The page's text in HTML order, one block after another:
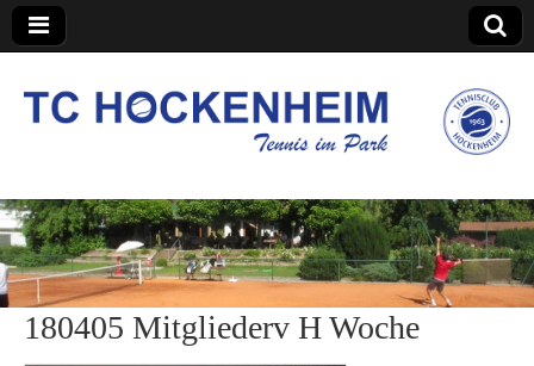
TC Hockenheim
180405 Mitgliederv H Woche